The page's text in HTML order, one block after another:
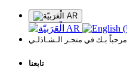
AR
AR
مرحباً بـك في متجـر الـشـاذلـي
تابعنا